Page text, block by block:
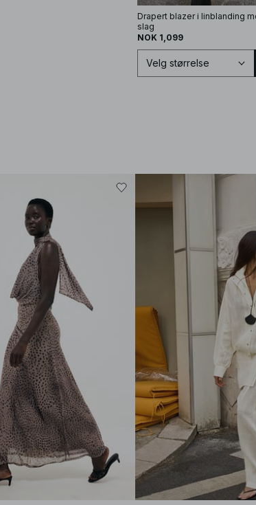
Drapert blazer i linblanding
slag
NOK 1,099
EU 44
Velg størrelse